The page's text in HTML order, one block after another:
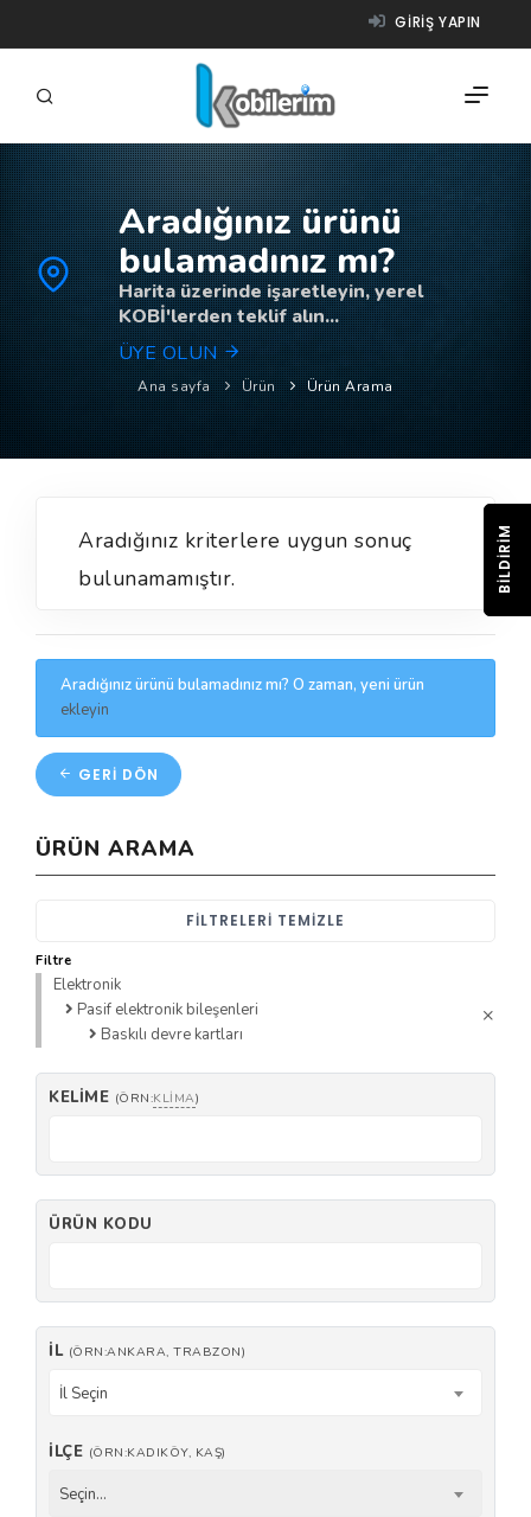
GIRIŞ YAPIN
FIRMALAR
ÜRÜNLER
NASIL ÇALIŞIR?
YARDIM
Aradığınız ürünü
bulamadınız mı?
Harita üzerinde işaretleyin, yerel
KOBİ'lerden teklif alın...
ÜYE OLUN
Ana sayfa Ürün Ürün Arama
Aradığınız kriterlere uygun sonuç
bulunamamıştır.
Aradığınız ürünü bulamadınız mı? O zaman, yeni ürün
ekleyin
GERI DÖN
ÜRÜN ARAMA
FILTRELERI TEMIZLE
Filtre
Elektronik
Pasif elektronik bileşenleri
Baskılı devre kartları
KELIME (ÖRN:KLIMA)
ÜRÜN KODU
İL (ÖRN:ANKARA, TRABZON)
İl Seçin
İLÇE (ÖRN:KADIKÖY, KAŞ)
Seçin...
BILDIRIM